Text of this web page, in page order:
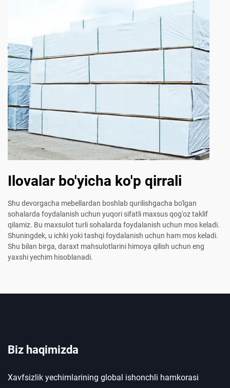
Ilovalar bo'yicha ko'p qirrali
Shu devorgacha mebellardan boshlab qurilishgacha bo'lgan
sohalarda foydalanish uchun yuqori sifatli maxsus qog'oz taklif
qilamiz. Bu maxsulot turli sohalarda foydalanish uchun mos keladi.
Shuningdek, u ichki yoki tashqi foydalanish uchun ham mos keladi.
Shu bilan birga, daraxt mahsulotlarini himoya qilish uchun eng
yaxshi yechim hisoblanadi.
Biz haqimizda
Xavfsizlik yechimlarining global ishonchli hamkorasi